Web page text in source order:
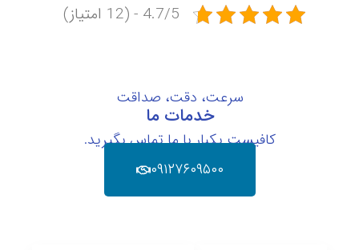
4.7/5 - (12 امتیاز)
سرعت، دقت، صداقت
خدمات ما
کافیست یکبار با ما تماس بگیرید.
۰۹۱۲۷۶۰۹۵۰۰